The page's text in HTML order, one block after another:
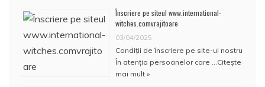
Înscriere pe siteul www.international-
witches.comvrajitoare
03/04/2025
Condiţii de înscriere pe site-ul nostru
În atenţia persoanelor care … Citește
mai mult »